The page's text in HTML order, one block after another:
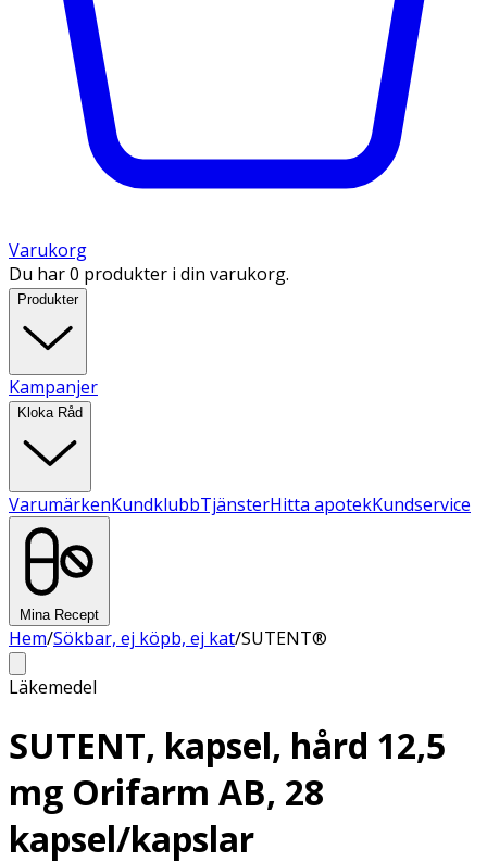
Varukorg
Du har 0 produkter i din varukorg.
Produkter
Kampanjer
Kloka Råd
VarumärkenKundklubbTjänsterHitta apotekKundservice
Mina Recept
Hem/Sökbar, ej köpb, ej kat/SUTENT®
Läkemedel
SUTENT, kapsel, hård 12,5
mg Orifarm AB, 28
kapsel/kapslar